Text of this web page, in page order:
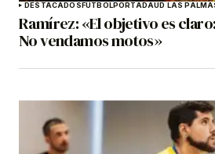
DESTACADOS FÚTBOLPORTADAUD LAS
Ramírez: «El objetivo es
No vendamos motos»